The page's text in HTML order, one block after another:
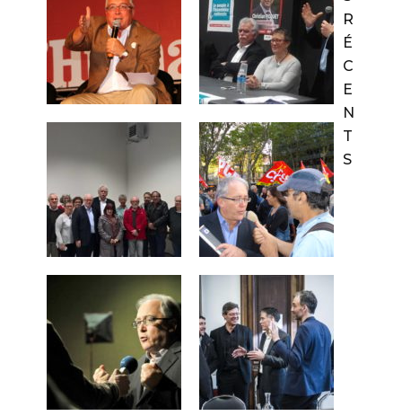
R
É
C
E
N
T
S